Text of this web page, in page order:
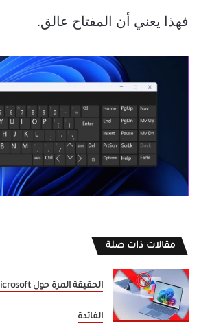
فهذا يعني أن المفتاح عالق.
مقالات ذات صلة
الفائدة